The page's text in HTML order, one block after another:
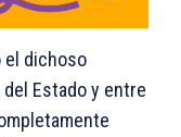
el dichoso
Estado y entre